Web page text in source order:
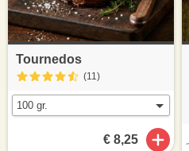
Tournedos
(11)
€ 8,25